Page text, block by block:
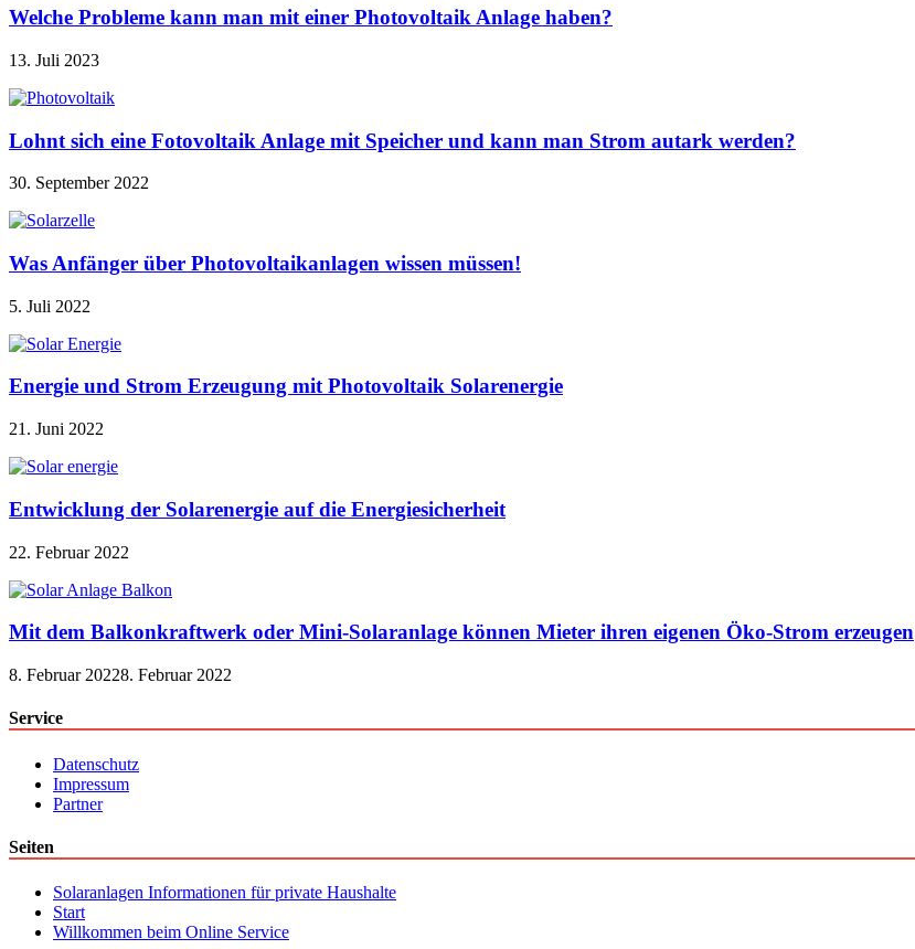
Welche Probleme kann man mit einer Photovoltaik Anlage haben?
13. Juli 2023
Lohnt sich eine Fotovoltaik Anlage mit Speicher und kann man Strom autark werden?
30. September 2022
Was Anfänger über Photovoltaikanlagen wissen müssen!
5. Juli 2022
Energie und Strom Erzeugung mit Photovoltaik Solarenergie
21. Juni 2022
Entwicklung der Solarenergie auf die Energiesicherheit
22. Februar 2022
Mit dem Balkonkraftwerk oder Mini-Solaranlage können Mieter ihren eigenen Öko-Strom erzeugen
8. Februar 20228. Februar 2022
Service
Datenschutz
Impressum
Partner
Seiten
Solaranlagen Informationen für private Haushalte
Start
Willkommen beim Online Service